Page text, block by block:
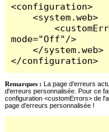
<configuration>
    <system.web>
        <customErrors
mode="Off"/>
    </system.web>
</configuration>
Remarques : La page d'erreurs
d'erreurs personnalisée. Pour ce
configuration <customErrors> de
page d'erreurs personnalisée !